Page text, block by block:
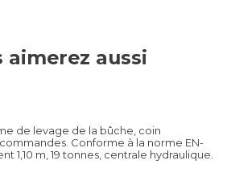
aimerez aussi
de levage de la bûche, coin
Conforme à la norme EN-
1,10 m, 19 tonnes, centrale hydraulique.